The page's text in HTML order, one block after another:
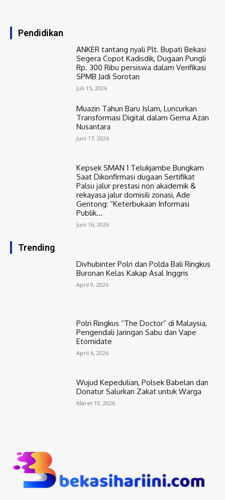
Pendidikan
ANKER tantang nyali Plt. Bupati Bekasi
Segera Copot Kadisdik, Dugaan Pungli
Rp. 300 Ribu persiswa dalam Verifikasi
SPMB Jadi Sorotan
Juli 15, 2026
Muazin Tahun Baru Islam, Luncurkan
Transformasi Digital dalam Gema Azan
Nusantara
Juni 17, 2026
Kepsek SMAN 1 Telukjambe Bungkam
Saat Dikonfirmasi dugaan Sertifikat
Palsu jalur prestasi non akademik &
rekayasa jalur domisili zonasi, Ade
Gentong: “Keterbukaan Informasi
Publik...
Juni 16, 2026
Trending
Divhubinter Polri dan Polda Bali Ringkus
Buronan Kelas Kakap Asal Inggris
April 9, 2026
Polri Ringkus “The Doctor” di Malaysia,
Pengendali Jaringan Sabu dan Vape
Etomidate
April 6, 2026
Wujud Kepedulian, Polsek Babelan dan
Donatur Salurkan Zakat untuk Warga
Maret 19, 2026